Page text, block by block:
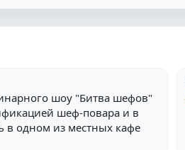
шоу "Битва шефов"
шеф-повара и в
в одном из местных кафе